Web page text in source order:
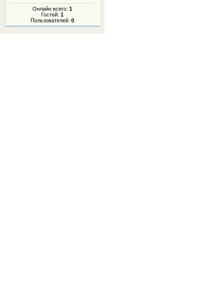
Онлайн всего: 1
Гостей: 1
Пользователей: 0